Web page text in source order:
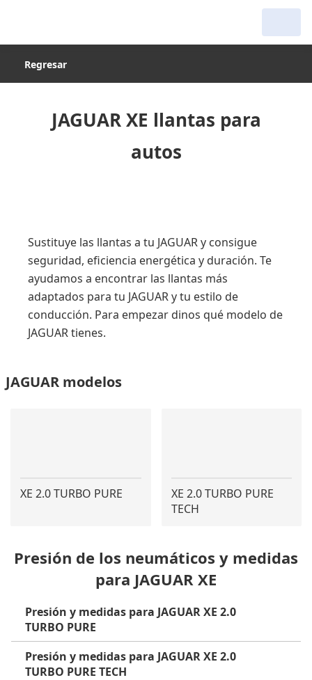
Regresar
JAGUAR XE llantas para
autos
Sustituye las llantas a tu JAGUAR y consigue
seguridad, eficiencia energética y duración. Te
ayudamos a encontrar las llantas más
adaptados para tu JAGUAR y tu estilo de
conducción. Para empezar dinos qué modelo de
JAGUAR tienes.
JAGUAR modelos
XE 2.0 TURBO PURE
XE 2.0 TURBO PURE
TECH
Presión de los neumáticos y medidas
para JAGUAR XE
Presión y medidas para JAGUAR XE 2.0
TURBO PURE
Presión y medidas para JAGUAR XE 2.0
TURBO PURE TECH